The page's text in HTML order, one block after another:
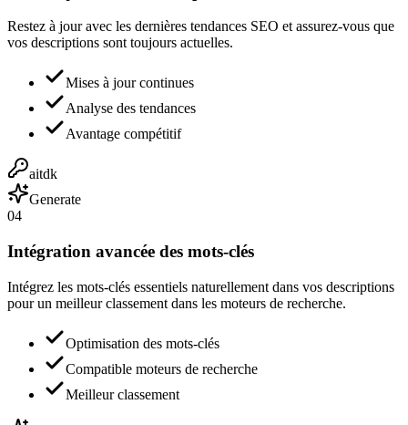
Restez à jour avec les dernières tendances SEO et assurez-vous que
vos descriptions sont toujours actuelles.
Mises à jour continues
Analyse des tendances
Avantage compétitif
aitdk
Generate
04
Intégration avancée des mots-clés
Intégrez les mots-clés essentiels naturellement dans vos descriptions
pour un meilleur classement dans les moteurs de recherche.
Optimisation des mots-clés
Compatible moteurs de recherche
Meilleur classement